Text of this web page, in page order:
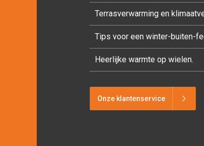
Terrasverwarming en
Tips voor een winter-buiten-
Heerlijke warmte op wielen.
Onze klantenservice